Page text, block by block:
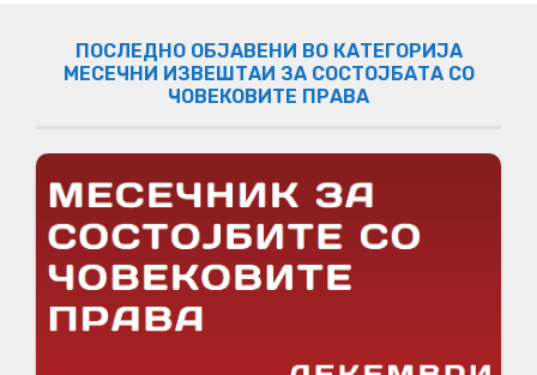
ПОСЛЕДНО ОБЈАВЕНИ ВО КАТЕГОРИЈА
МЕСЕЧНИ ИЗВЕШТАИ ЗА СОСТОЈБАТА СО
ЧОВЕКОВИТЕ ПРАВА